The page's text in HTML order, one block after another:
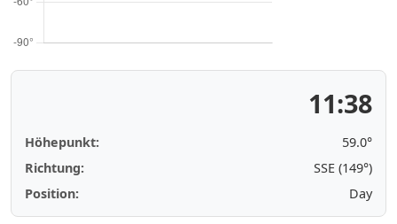
11:38
Höhepunkt:
59.0°
Richtung:
SSE (149°)
Position:
Day